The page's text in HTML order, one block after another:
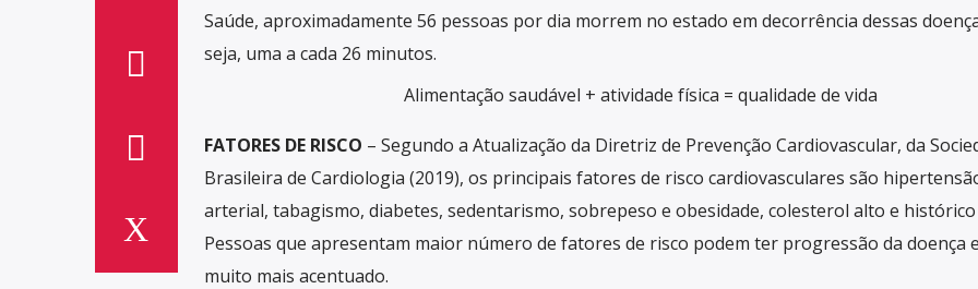
Saúde, aproximadamente 56 pessoas por dia morrem no estado em decorrência dessas
seja, uma a cada 26 minutos.
Alimentação saudável + atividade física = qualidade de vida
FATORES DE RISCO – Segundo a Atualização da Diretriz de Prevenção Cardiovascular, da
Brasileira de Cardiologia (2019), os principais fatores de risco cardiovasculares são
arterial, tabagismo, diabetes, sedentarismo, sobrepeso e obesidade, colesterol alto e
Pessoas que apresentam maior número de fatores de risco podem ter progressão da doença
muito mais acentuado.